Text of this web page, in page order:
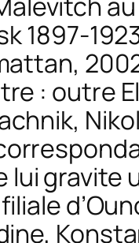
1897-
: outre
lui
d’